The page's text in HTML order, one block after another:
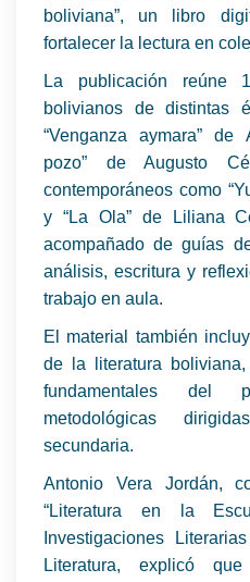
boliviana”, un libro
fortalecer la lectura en
La publicación reúne
bolivianos de distintas
“Venganza aymara” de
pozo” de Augusto
contemporáneos como
y “La Ola” de Liliana
acompañado de guías
análisis, escritura y
trabajo en aula.
El material también
de la literatura
fundamentales del
metodológicas
secundaria.
Antonio Vera Jordán,
“Literatura en la
Investigaciones
Literatura, explicó